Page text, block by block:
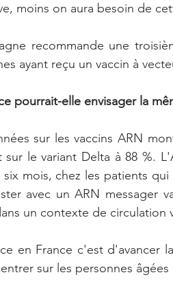
moins on aura besoin de
recommande une
ayant reçu un vaccin à
pourrait-elle envisager la
sur les vaccins ARN
sur le variant Delta à 88 %.
six mois, chez les patients
avec un ARN messager
un contexte de circulation
en France c'est d'avancer
sur les personnes